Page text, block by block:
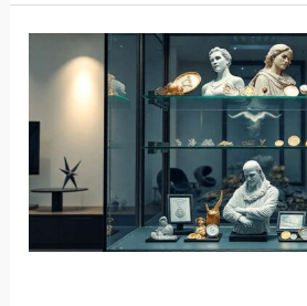
comprar
vitrinas
colecciones:
Guía